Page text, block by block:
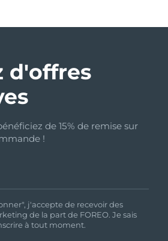
d'offres
de 15% de remise sur
!
j'accepte de recevoir des
de la part de FOREO. Je sais
à tout moment.